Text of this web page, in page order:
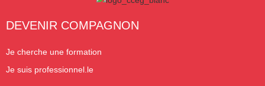
DEVENIR COMPAGNON
Je cherche une formation
Je suis professionnel.le